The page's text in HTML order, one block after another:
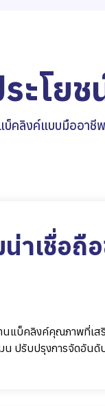
ะโย
คลิงค์แบบมืออาชี
าเชื่อถื
นแบ็คลิงค์คุณภาพที่เส
น ปรับปรุงการจัดอัน